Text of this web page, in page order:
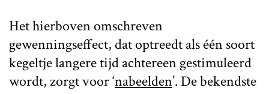
Het hierboven omschreven
gewenningseffect, dat optreedt als één soort
kegeltje langere tijd achtereen gestimuleerd
wordt, zorgt voor ‘nabeelden’. De bekendste